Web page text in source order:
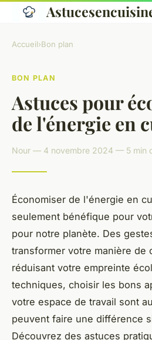
Accueil›Bon plan
BON PLAN
Astuces pour
de l'énergie en
Nour — 4 novembre 2024 — 5 min
Économiser de l'énergie en
seulement bénéfique pour
pour notre planète. Des
transformer votre manière de
réduisant votre empreinte
techniques, choisir les bons
votre espace de travail sont
peuvent faire une différence
Découvrez des astuces